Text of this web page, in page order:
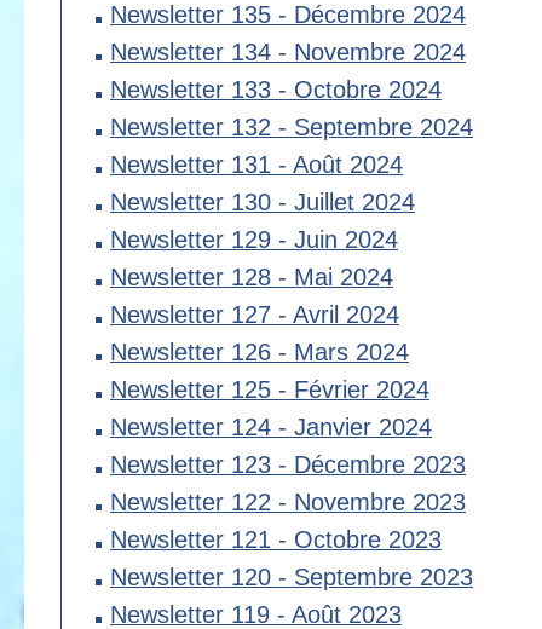
Newsletter 135 - Décembre 2024
Newsletter 134 - Novembre 2024
Newsletter 133 - Octobre 2024
Newsletter 132 - Septembre 2024
Newsletter 131 - Août 2024
Newsletter 130 - Juillet 2024
Newsletter 129 - Juin 2024
Newsletter 128 - Mai 2024
Newsletter 127 - Avril 2024
Newsletter 126 - Mars 2024
Newsletter 125 - Février 2024
Newsletter 124 - Janvier 2024
Newsletter 123 - Décembre 2023
Newsletter 122 - Novembre 2023
Newsletter 121 - Octobre 2023
Newsletter 120 - Septembre 2023
Newsletter 119 - Août 2023